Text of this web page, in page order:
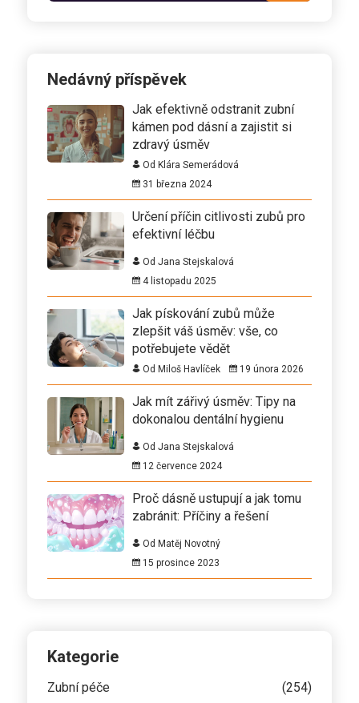
Nedávný příspěvek
Jak efektivně odstranit zubní
kámen pod dásní a zajistit si
zdravý úsměv
Od Klára Semerádová
31 března 2024
Určení příčin citlivosti zubů pro
efektivní léčbu
Od Jana Stejskalová
4 listopadu 2025
Jak pískování zubů může
zlepšit váš úsměv: vše, co
potřebujete vědět
Od Miloš Havlíček 19 února 2026
Jak mít zářivý úsměv: Tipy na
dokonalou dentální hygienu
Od Jana Stejskalová
12 července 2024
Proč dásně ustupují a jak tomu
zabránit: Příčiny a řešení
Od Matěj Novotný
15 prosince 2023
Kategorie
Zubní péče (254)